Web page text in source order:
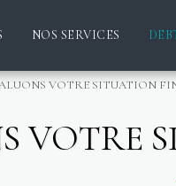
NOS SERVICES
VOTRE SITUATION
VOTRE